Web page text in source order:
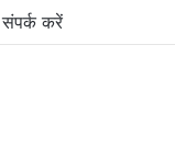
संपर्क करें